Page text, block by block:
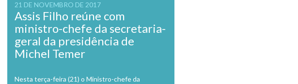
21 DE NOVEMBRO DE 2017
Assis Filho reúne com
ministro-chefe da secretaria-
geral da presidência de
Michel Temer
Nesta terça-feira (21) o Ministro-chefe da